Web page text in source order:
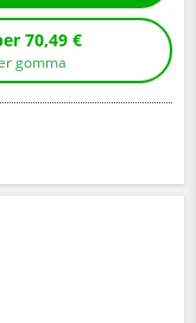
senza montaggio per 70,49 €
gomma